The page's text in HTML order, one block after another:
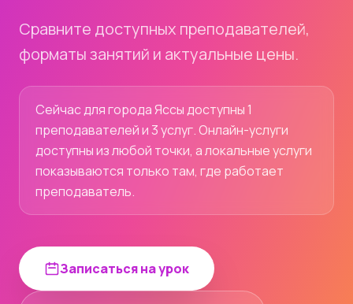
Сравните доступных преподавателей,
форматы занятий и актуальные цены.
Сейчас для города Яссы доступны 1
преподавателей и 3 услуг. Онлайн-услуги
доступны из любой точки, а локальные услуги
показываются только там, где работает
преподаватель.
Записаться на урок